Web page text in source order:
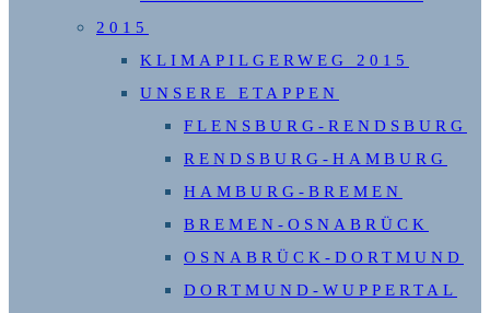
2015
KLIMAPILGERWEG 2015
UNSERE ETAPPEN
FLENSBURG-RENDSBURG
RENDSBURG-HAMBURG
HAMBURG-BREMEN
BREMEN-OSNABRÜCK
OSNABRÜCK-DORTMUND
DORTMUND-WUPPERTAL